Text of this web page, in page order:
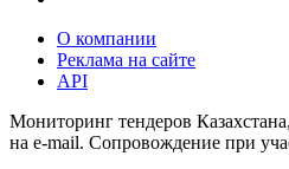
О компании
Реклама на сайте
API
Мониторинг тендеров
на e-mail. Сопровождение при